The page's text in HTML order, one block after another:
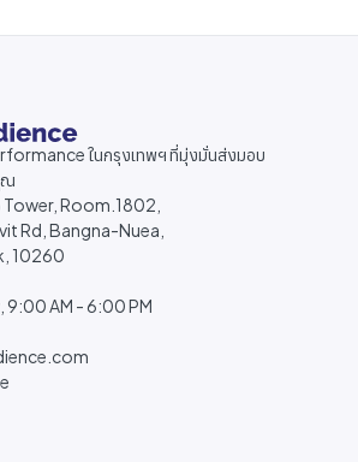
ในกรุงเทพฯ ที่มุ่งมั่นส่งมอบ
ณ
Room.1802,
Rd, Bangna-Nuea,
10260
9:00 AM - 6:00 PM